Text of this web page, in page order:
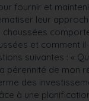
fournir et
leur
et comment
suivantes : «
de mon
des
à une